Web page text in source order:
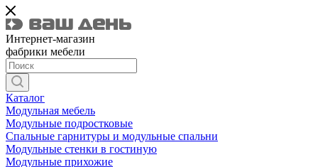
Интернет-магазин
фабрики мебели
Каталог
Модульная мебель
Модульные подростковые
Спальные гарнитуры и модульные спальни
Модульные стенки в гостиную
Модульные прихожие